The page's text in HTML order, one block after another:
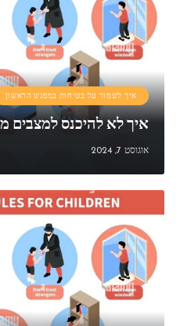
איך לשמור על בטיחות במפגש הראשון
איך לא להיכנס למצבים
אוגוסט 7, 2024